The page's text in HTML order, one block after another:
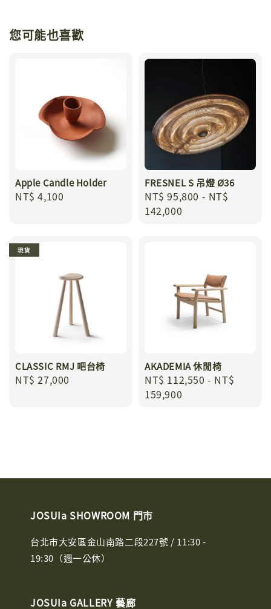
您可能也喜歡
Apple Candle Holder
Regular
NT$ 4,100
FRESNEL S 吊燈 Ø36
Regular
price
NT$ 95,800 - NT$
142,000
現貨
CLASSIC RMJ 吧台椅
Regular
NT$ 27,000
AKADEMIA 休閒椅
Regular
price
NT$ 112,550 - NT$
159,900
JOSUIa SHOWROOM 門市
台北市大安區金山南路二段227號 / 11:30 -
19:30（週一公休）
JOSUIa GALLERY 藝廊